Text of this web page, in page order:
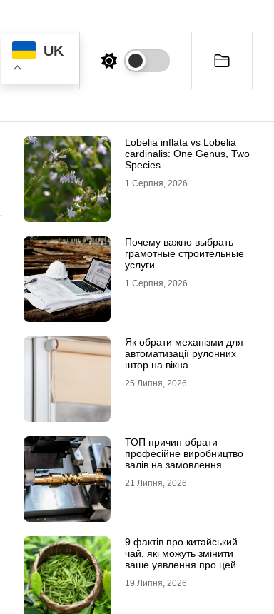
UK
Lobelia inflata vs Lobelia
cardinalis: One Genus, Two
Species
1 Серпня, 2026
Почему важно выбрать
грамотные строительные
услуги
1 Серпня, 2026
Як обрати механізми для
автоматизації рулонних
штор на вікна
25 Липня, 2026
ТОП причин обрати
професійне виробництво
валів на замовлення
21 Липня, 2026
9 фактів про китайський
чай, які можуть змінити
ваше уявлення про цей
19 Липня, 2026